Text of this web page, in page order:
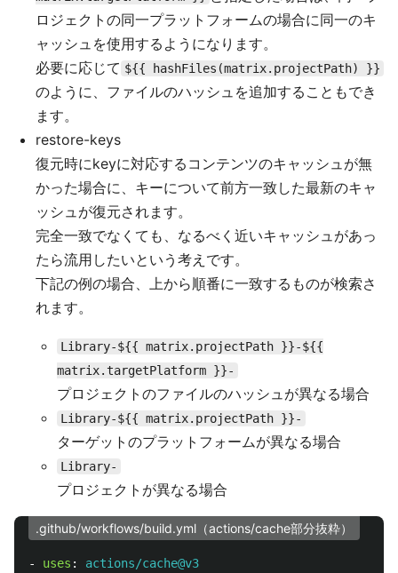
ロジェクトの同一プラットフォームの場合に同一のキ
ャッシュを使用するようになります。
必要に応じて ${{ hashFiles(matrix.projectPath) }}
のように、ファイルのハッシュを追加することもでき
ます。
restore-keys
復元時にkeyに対応するコンテンツのキャッシュが無
かった場合に、キーについて前方一致した最新のキャ
ッシュが復元されます。
完全一致でなくても、なるべく近いキャッシュがあっ
たら流用したいという考えです。
下記の例の場合、上から順番に一致するものが検索さ
れます。
Library-${{ matrix.projectPath }}-${{
matrix.targetPlatform }}-
プロジェクトのファイルのハッシュが異なる場合
Library-${{ matrix.projectPath }}-
ターゲットのプラットフォームが異なる場合
Library-
プロジェクトが異なる場合
.github/workflows/build.yml（actions/cache部分抜粋）
- uses :
actions/cache@v3